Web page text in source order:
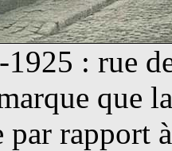
1925 : rue
que
par rapport